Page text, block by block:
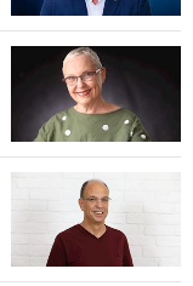
מינויים
רייטינג
רכב
בריאות
תרבות